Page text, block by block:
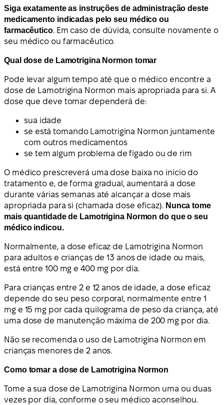
Siga exatamente as instruções de administração deste
medicamento indicadas pelo seu médico ou
farmacêutico. Em caso de dúvida, consulte novamente o
seu médico ou farmacêutico.
Qual dose de Lamotrigina Normon tomar
Pode levar algum tempo até que o médico encontre a
dose de Lamotrigina Normon mais apropriada para si. A
dose que deve tomar dependerá de:
sua idade
se está tomando Lamotrigina Normon juntamente
com outros medicamentos
se tem algum problema de fígado ou de rim
O médico prescreverá uma dose baixa no início do
tratamento e, de forma gradual, aumentará a dose
durante várias semanas até alcançar a dose mais
apropriada para si (chamada dose eficaz). Nunca tome
mais quantidade de Lamotrigina Normon do que o seu
médico indicou.
Normalmente, a dose eficaz de Lamotrigina Normon
para adultos e crianças de 13 anos de idade ou mais,
está entre 100 mg e 400 mg por dia.
Para crianças entre 2 e 12 anos de idade, a dose eficaz
depende do seu peso corporal, normalmente entre 1
mg e 15 mg por cada quilograma de peso da criança, até
uma dose de manutenção máxima de 200 mg por dia.
Não se recomenda o uso de Lamotrigina Normon em
crianças menores de 2 anos.
Como tomar a dose de Lamotrigina Normon
Tome a sua dose de Lamotrigina Normon uma ou duas
vezes por dia, conforme o seu médico aconselhou.